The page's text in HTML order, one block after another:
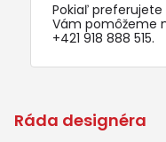
Ráda designéra
Pokiaľ
Vám pomôžeme
+421 918 888 515.